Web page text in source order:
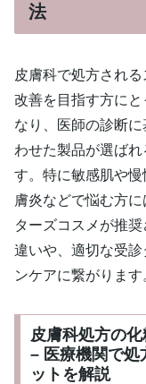
法
皮膚科で処方され
改善を目指す方に
なり、医師の診断
わせた製品が選ば
す。特に敏感肌や
膚炎などで悩む方
ターズコスメが推
違いや、適切な受
ンケアに繋がります
皮膚科処方の
– 医療機関で処
ットを解説